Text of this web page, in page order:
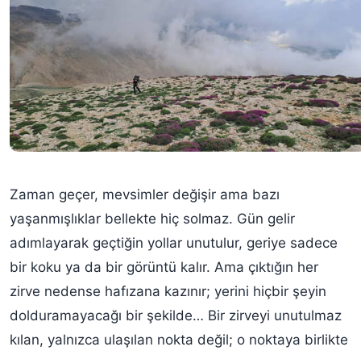
Zaman geçer, mevsimler değişir ama bazı
yaşanmışlıklar bellekte hiç solmaz. Gün gelir
adımlayarak geçtiğin yollar unutulur, geriye sadece
bir koku ya da bir görüntü kalır. Ama çıktığın her
zirve nedense hafızana kazınır; yerini hiçbir şeyin
dolduramayacağı bir şekilde… Bir zirveyi unutulmaz
kılan, yalnızca ulaşılan nokta değil; o noktaya birlikte